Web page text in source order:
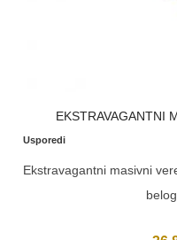
EKSTRAVAGANTNI
Usporedi
Ekstravagantni masivni